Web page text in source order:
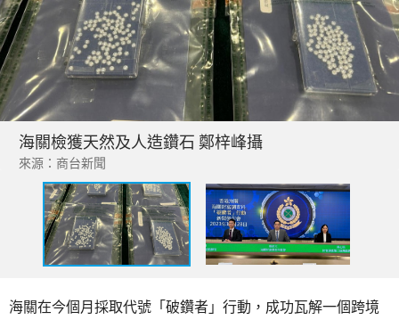
海關檢獲天然及人造鑽石 鄭梓峰攝
來源：商台新聞
海關在今個月採取代號「破鑽者」行動，成功瓦解一個跨境